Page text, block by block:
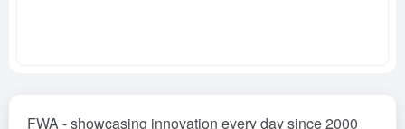
FWA - showcasing innovation every day since 2000